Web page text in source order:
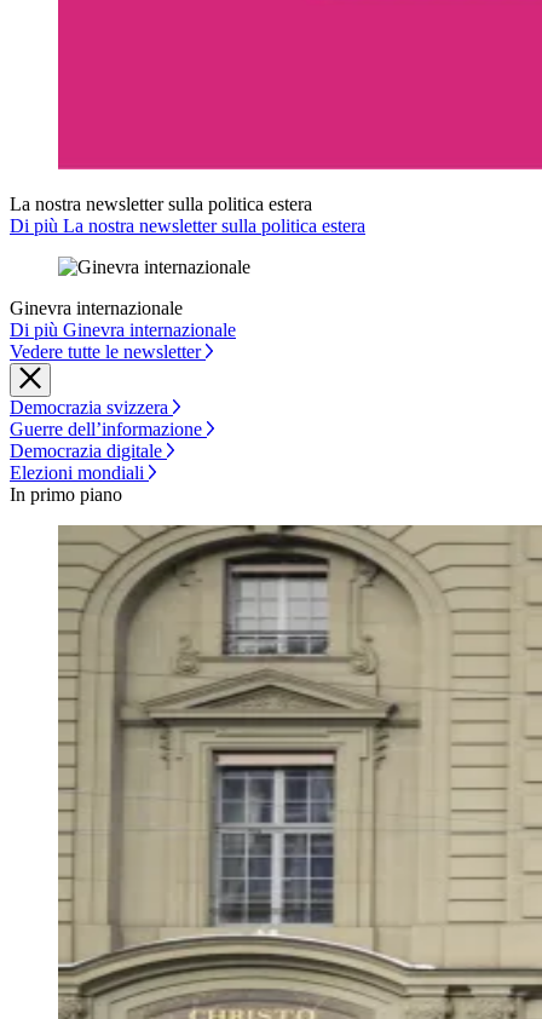
La nostra newsletter sulla politica estera
Di più La nostra newsletter sulla politica estera
Ginevra internazionale
Di più Ginevra internazionale
Vedere tutte le newsletter
Democrazia svizzera
Guerre dell’informazione
Democrazia digitale
Elezioni mondiali
In primo piano